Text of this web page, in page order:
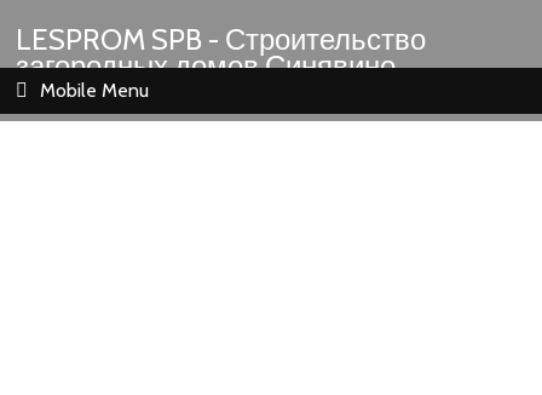
LESPROM SPB - Строительство
загородных домов Синявино
Шлиссельбург Кировск Назия
Mobile Menu